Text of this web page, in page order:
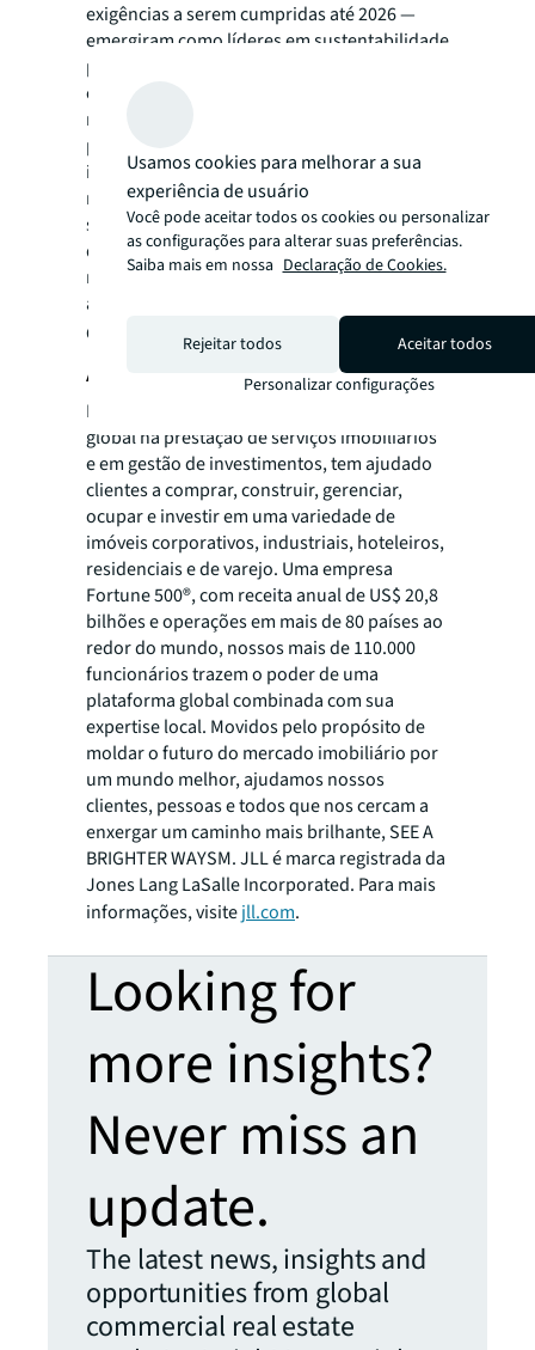
exigências a serem cumpridas até 2026 —
emergiram como líderes em sustentabilidade
para implementar requisitos de desempenho
energético para edifícios existentes e novos,
relatórios de uso de energia, além de
proteção e restauração da biodiversidade. “É
importante olharmos para esses mercados
mais maduros nas questões de
sustentabilidade para aprendermos a partir
de seus exemplos para acelerarmos as
mudanças que precisam ser promovidas por
aqui”, finaliza Leme.
Confira o ranking completo:
About JLL
Por mais de 200 anos, a JLL (NYSE: JLL), líder
global na prestação de serviços imobiliários
e em gestão de investimentos, tem ajudado
clientes a comprar, construir, gerenciar,
ocupar e investir em uma variedade de
imóveis corporativos, industriais, hoteleiros,
residenciais e de varejo. Uma empresa
Fortune 500®, com receita anual de US$ 20,8
bilhões e operações em mais de 80 países ao
redor do mundo, nossos mais de 110.000
funcionários trazem o poder de uma
plataforma global combinada com sua
expertise local. Movidos pelo propósito de
moldar o futuro do mercado imobiliário por
um mundo melhor, ajudamos nossos
clientes, pessoas e todos que nos cercam a
enxergar um caminho mais brilhante, SEE A
BRIGHTER WAYSM. JLL é marca registrada da
Jones Lang LaSalle Incorporated. Para mais
informações, visitejll.com.
Looking for
more insights?
Never miss an
update.
The latest news, insights and
opportunities from global
commercial real estate
Usamos cookies para melhorar a sua
experiência de usuário
Você pode aceitar todos os cookies ou personalizar
as configurações para alterar suas preferências.
Saiba mais em nossa Declaração de Cookies.
Rejeitar todos
Aceitar todos
Personalizar configurações